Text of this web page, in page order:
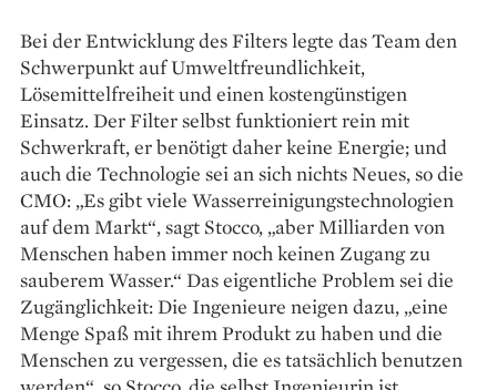
Bei der Entwicklung des Filters legte das Team den
Schwerpunkt auf Umweltfreundlichkeit,
Lösemittelfreiheit und einen kosten­­güns­tigen
Einsatz. Der Filter selbst funktioniert rein mit
Schwerkraft, er benötigt daher keine Energie; und
auch die Technologie sei an sich nichts Neues, so die
CMO: „Es gibt viele Wasser­reinigungstechnologien
auf dem Markt“, sagt Stocco, „aber Milliarden von
Menschen haben immer noch keinen Zugang zu
sauberem Wasser.“ Das eigentliche Problem sei die
Zugänglichkeit: Die Ingenieure neigen dazu, „eine
Menge Spaß mit ihrem Produkt zu haben und die
Menschen zu vergessen, die es tatsächlich benutzen